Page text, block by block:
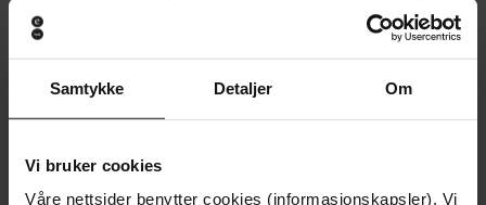
Samtykke Detaljer Om
Vi bruker cookies
Våre nettsider benytter cookies (informasjonskapsler). Vi
LYDBOK
Andre har også kjøpt